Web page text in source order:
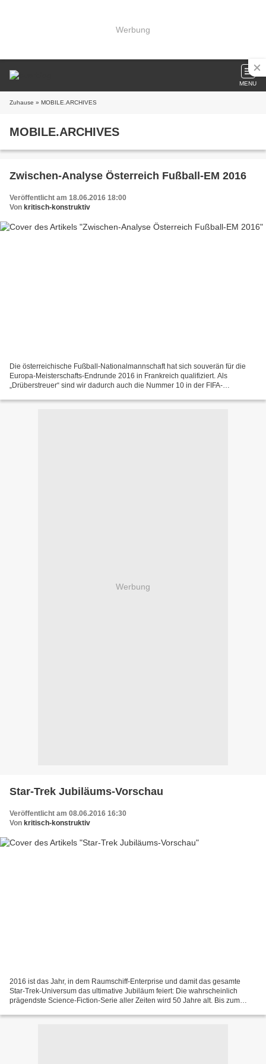
Werbung
MENU
Zuhause » MOBILE.ARCHIVES
MOBILE.ARCHIVES
Zwischen-Analyse Österreich Fußball-EM 2016
Veröffentlicht am 18.06.2016 18:00
Von kritisch-konstruktiv
Die österreichische Fußball-Nationalmannschaft hat sich souverän für die
Europa-Meisterschafts-Endrunde 2016 in Frankreich qualifiziert. Als
„Drüberstreuer“ sind wir dadurch auch die Nummer 10 in der FIFA-
Werbung
Star-Trek Jubiläums-Vorschau
Veröffentlicht am 08.06.2016 16:30
Von kritisch-konstruktiv
2016 ist das Jahr, in dem Raumschiff-Enterprise und damit das gesamte
Star-Trek-Universum das ultimative Jubiläum feiert: Die wahrscheinlich
prägendste Science-Fiction-Serie aller Zeiten wird 50 Jahre alt. Bis zum